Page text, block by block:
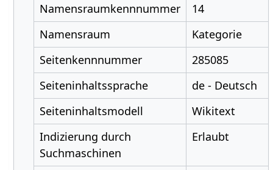
Namensraumkennnummer
14
Namensraum
Kategorie
Seitenkennnummer
285085
Seiteninhaltssprache
de - Deutsch
Seiteninhaltsmodell
Wikitext
Indizierung durch
Suchmaschinen
Erlaubt